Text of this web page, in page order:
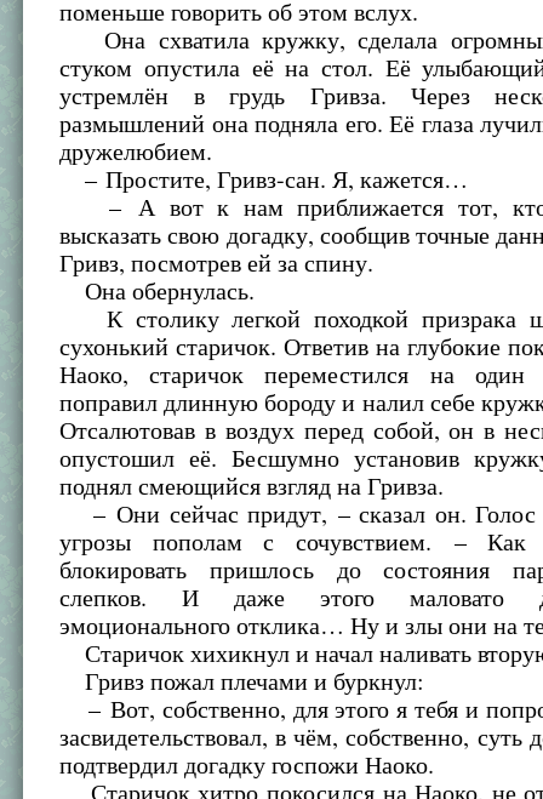
поменьше говорить об этом вслух.
Она схватила кружку, сделала
стуком опустила её на стол. Её
устремлён в грудь Гривза. Через
размышлений она подняла его. Её глаза
дружелюбием.
– Простите, Гривз-сан. Я, кажется…
– А вот к нам приближается тот,
высказать свою догадку, сообщив точные
Гривз, посмотрев ей за спину.
Она обернулась.
К столику легкой походкой призрака
сухонький старичок. Ответив на глубокие
Наоко, старичок переместился на один
поправил длинную бороду и налил себе
Отсалютовав в воздух перед собой, он в
опустошил её. Бесшумно установив
поднял смеющийся взгляд на Гривза.
– Они сейчас придут, – сказал он. Голос
угрозы пополам с сочувствием. –
блокировать пришлось до состояния
слепков. И даже этого маловато
эмоционального отклика… Ну и злы они на
Старичок хихикнул и начал наливать
Гривз пожал плечами и буркнул:
– Вот, собственно, для этого я тебя и
засвидетельствовал, в чём, собственно,
подтвердил догадку госпожи Наоко.